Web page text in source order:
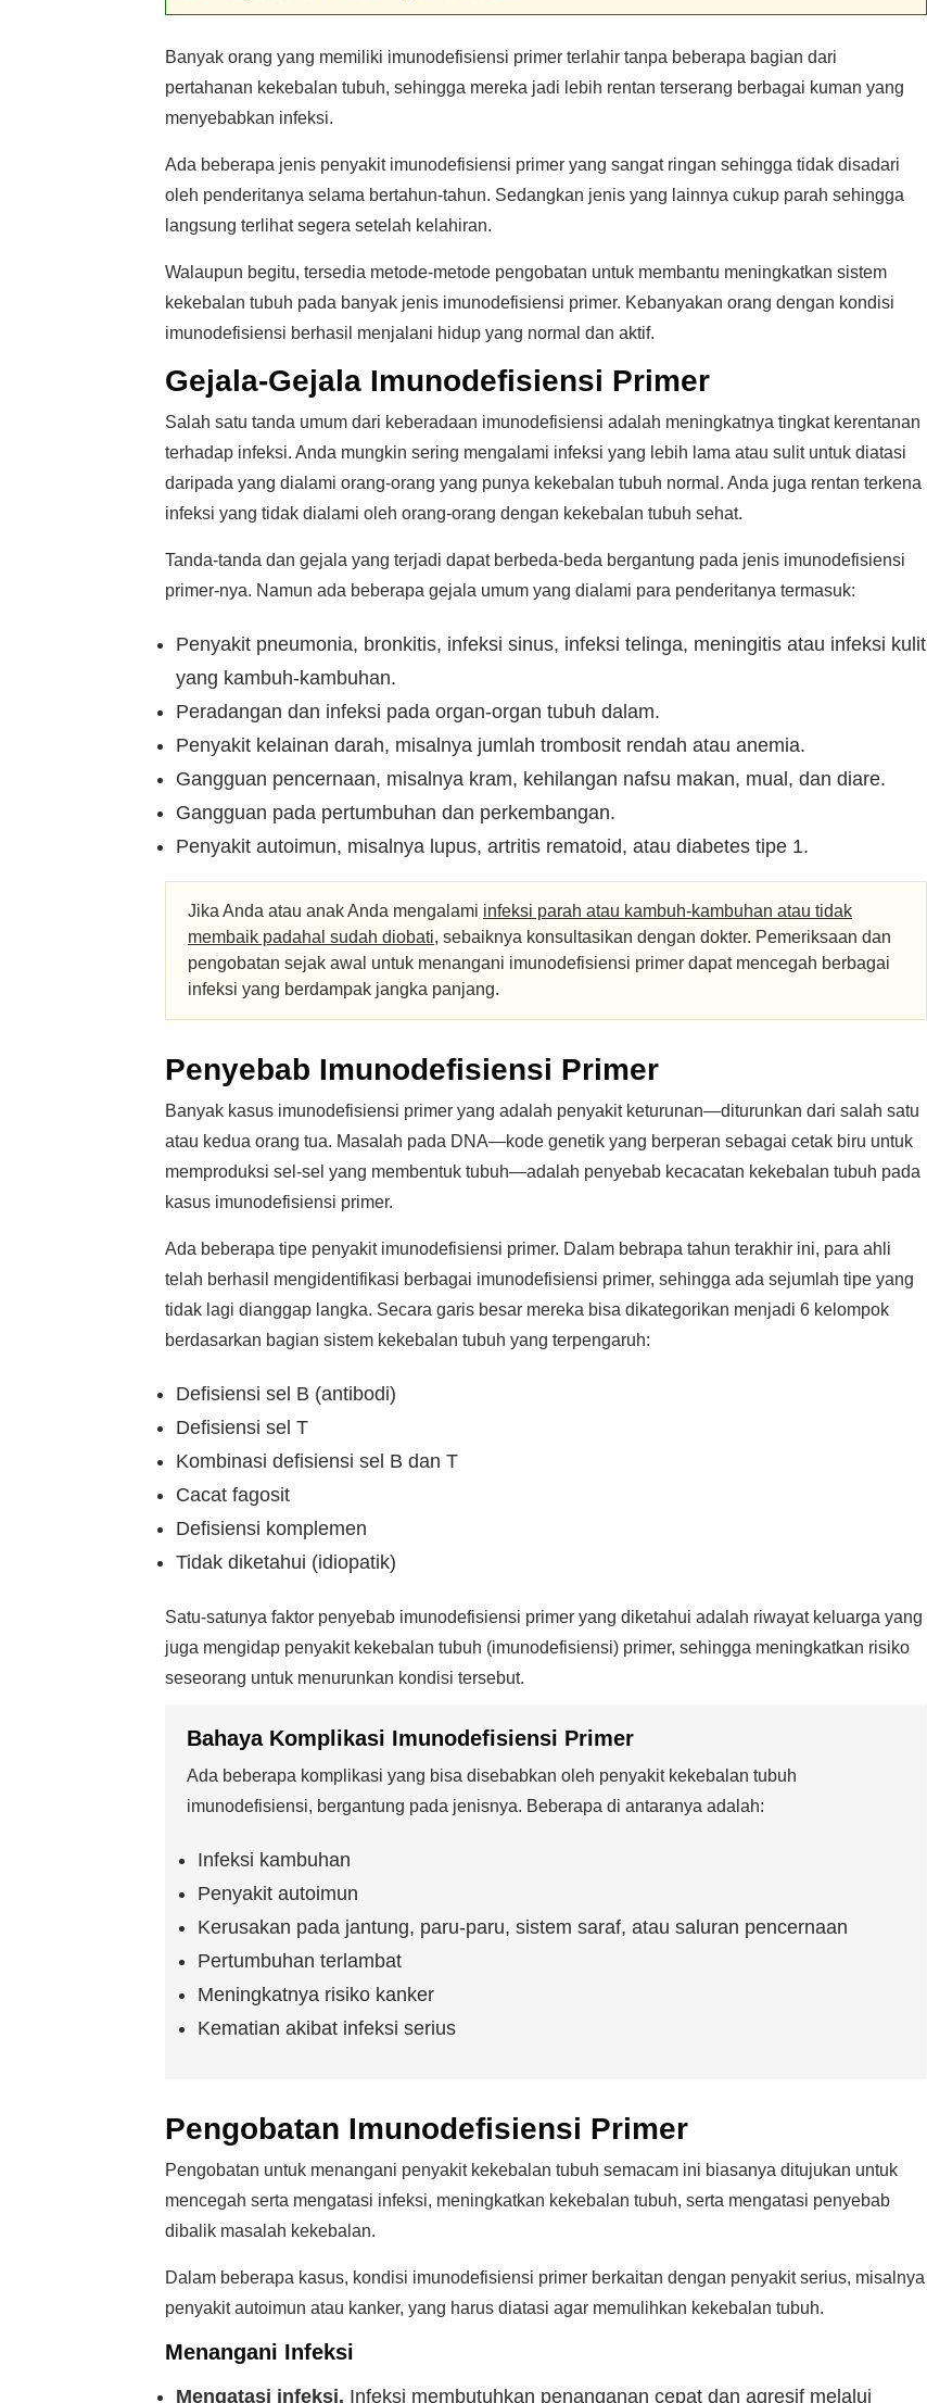
Banyak orang yang memiliki imunodefisiensi primer terlahir tanpa beberapa bagian dari
pertahanan kekebalan tubuh, sehingga mereka jadi lebih rentan terserang berbagai kuman yang
menyebabkan infeksi.
Ada beberapa jenis penyakit imunodefisiensi primer yang sangat ringan sehingga tidak disadari
oleh penderitanya selama bertahun-tahun. Sedangkan jenis yang lainnya cukup parah sehingga
langsung terlihat segera setelah kelahiran.
Walaupun begitu, tersedia metode-metode pengobatan untuk membantu meningkatkan sistem
kekebalan tubuh pada banyak jenis imunodefisiensi primer. Kebanyakan orang dengan kondisi
imunodefisiensi berhasil menjalani hidup yang normal dan aktif.
Gejala-Gejala Imunodefisiensi Primer
Salah satu tanda umum dari keberadaan imunodefisiensi adalah meningkatnya tingkat kerentanan
terhadap infeksi. Anda mungkin sering mengalami infeksi yang lebih lama atau sulit untuk diatasi
daripada yang dialami orang-orang yang punya kekebalan tubuh normal. Anda juga rentan terkena
infeksi yang tidak dialami oleh orang-orang dengan kekebalan tubuh sehat.
Tanda-tanda dan gejala yang terjadi dapat berbeda-beda bergantung pada jenis imunodefisiensi
primer-nya. Namun ada beberapa gejala umum yang dialami para penderitanya termasuk:
Penyakit pneumonia, bronkitis, infeksi sinus, infeksi telinga, meningitis atau infeksi kulit
yang kambuh-kambuhan.
Peradangan dan infeksi pada organ-organ tubuh dalam.
Penyakit kelainan darah, misalnya jumlah trombosit rendah atau anemia.
Gangguan pencernaan, misalnya kram, kehilangan nafsu makan, mual, dan diare.
Gangguan pada pertumbuhan dan perkembangan.
Penyakit autoimun, misalnya lupus, artritis rematoid, atau diabetes tipe 1.
Jika Anda atau anak Anda mengalami infeksi parah atau kambuh-kambuhan atau tidak
membaik padahal sudah diobati, sebaiknya konsultasikan dengan dokter. Pemeriksaan dan
pengobatan sejak awal untuk menangani imunodefisiensi primer dapat mencegah berbagai
infeksi yang berdampak jangka panjang.
Penyebab Imunodefisiensi Primer
Banyak kasus imunodefisiensi primer yang adalah penyakit keturunan—diturunkan dari salah satu
atau kedua orang tua. Masalah pada DNA—kode genetik yang berperan sebagai cetak biru untuk
memproduksi sel-sel yang membentuk tubuh—adalah penyebab kecacatan kekebalan tubuh pada
kasus imunodefisiensi primer.
Ada beberapa tipe penyakit imunodefisiensi primer. Dalam bebrapa tahun terakhir ini, para ahli
telah berhasil mengidentifikasi berbagai imunodefisiensi primer, sehingga ada sejumlah tipe yang
tidak lagi dianggap langka. Secara garis besar mereka bisa dikategorikan menjadi 6 kelompok
berdasarkan bagian sistem kekebalan tubuh yang terpengaruh:
Defisiensi sel B (antibodi)
Defisiensi sel T
Kombinasi defisiensi sel B dan T
Cacat fagosit
Defisiensi komplemen
Tidak diketahui (idiopatik)
Satu-satunya faktor penyebab imunodefisiensi primer yang diketahui adalah riwayat keluarga yang
juga mengidap penyakit kekebalan tubuh (imunodefisiensi) primer, sehingga meningkatkan risiko
seseorang untuk menurunkan kondisi tersebut.
Bahaya Komplikasi Imunodefisiensi Primer
Ada beberapa komplikasi yang bisa disebabkan oleh penyakit kekebalan tubuh
imunodefisiensi, bergantung pada jenisnya. Beberapa di antaranya adalah:
Infeksi kambuhan
Penyakit autoimun
Kerusakan pada jantung, paru-paru, sistem saraf, atau saluran pencernaan
Pertumbuhan terlambat
Meningkatnya risiko kanker
Kematian akibat infeksi serius
Pengobatan Imunodefisiensi Primer
Pengobatan untuk menangani penyakit kekebalan tubuh semacam ini biasanya ditujukan untuk
mencegah serta mengatasi infeksi, meningkatkan kekebalan tubuh, serta mengatasi penyebab
dibalik masalah kekebalan.
Dalam beberapa kasus, kondisi imunodefisiensi primer berkaitan dengan penyakit serius, misalnya
penyakit autoimun atau kanker, yang harus diatasi agar memulihkan kekebalan tubuh.
Menangani Infeksi
Mengatasi infeksi. Infeksi membutuhkan penanganan cepat dan agresif melalui